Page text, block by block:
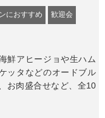
におすすめ 歓迎会
鮮アヒージョや生ハム
ッタなどのオードブル
お肉盛合せなど、全10